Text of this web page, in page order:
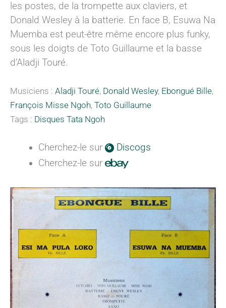
les postes, de la trompette aux claviers, et
Donald Wesley à la batterie. En face B, Esuwa Na
Muemba est peut-être même encore plus funky,
sous les doigts de Toto Guillaume et la basse
d’Aladji Touré.
Musiciens : Aladji Touré, Donald Wesley, Ebongué Bille,
François Misse Ngoh, Toto Guillaume
Tags : Disques Tata Ngoh
Cherchez-le sur
Discogs
Cherchez-le sur